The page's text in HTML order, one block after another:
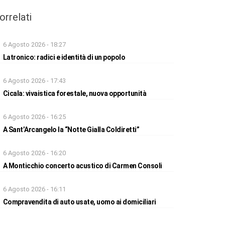
6 Agosto 2026 - 18:27
Latronico: radici e identità di un popolo
6 Agosto 2026 - 17:43
Cicala: vivaistica forestale, nuova opportunità
6 Agosto 2026 - 16:25
A Sant’Arcangelo la “Notte Gialla Coldiretti”
6 Agosto 2026 - 16:20
A Monticchio concerto acustico di Carmen Consoli
6 Agosto 2026 - 16:11
Compravendita di auto usate, uomo ai domiciliari